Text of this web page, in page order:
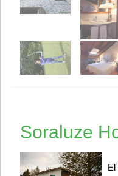
Soraluze
El